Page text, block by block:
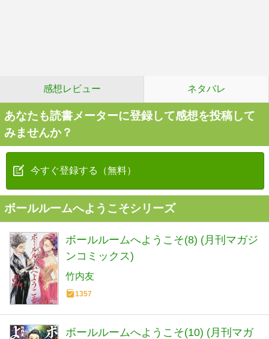
感想レビュー ネタバレ
あなたも読書メーターに登録して感想を投稿して
みませんか？
今すぐ登録する（無料）
ボールルームへようこそシリーズ
ボールルームへようこそ(8) (月刊マガジ
ンコミックス)
竹内友
1357
ボールルームへようこそ(10) (月刊マガ